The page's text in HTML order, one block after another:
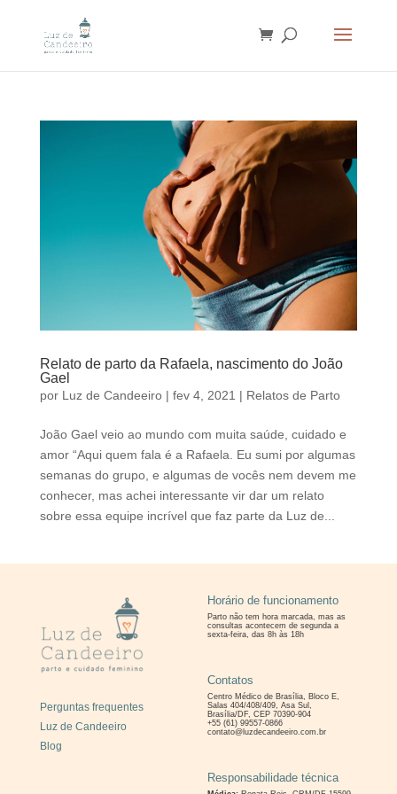
Relato de parto da Rafaela, nascimento do João
Gael
por Luz de Candeeiro| fev 4, 2021 | Relatos de Parto
João Gael veio ao mundo com muita saúde, cuidado e
amor “Aqui quem fala é a Rafaela. Eu sumi por algumas
semanas do grupo, e algumas de vocês nem devem me
conhecer, mas achei interessante vir dar um relato
sobre essa equipe incrível que faz parte da Luz de...
Perguntas frequentes
Luz de Candeeiro
Blog
Horário de funcionamento
Parto não tem hora marcada, mas as
consultas acontecem de segunda a
sexta-feira, das 8h às 18h
Contatos
Centro Médico de Brasília, Bloco E,
Salas 404/408/409, Asa Sul,
Brasília/DF, CEP 70390-904
+55 (61) 99557-0866
contato@luzdecandeeiro.com.br
Responsabilidade técnica